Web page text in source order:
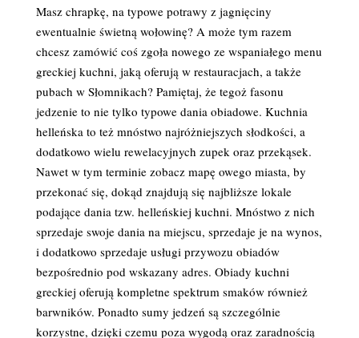
Masz chrapkę, na typowe potrawy z jagnięciny
ewentualnie świetną wołowinę? A może tym razem
chcesz zamówić coś zgoła nowego ze wspaniałego menu
greckiej kuchni, jaką oferują w restauracjach, a także
pubach w Słomnikach? Pamiętaj, że tegoż fasonu
jedzenie to nie tylko typowe dania obiadowe. Kuchnia
helleńska to też mnóstwo najróżniejszych słodkości, a
dodatkowo wielu rewelacyjnych zupek oraz przekąsek.
Nawet w tym terminie zobacz mapę owego miasta, by
przekonać się, dokąd znajdują się najbliższe lokale
podające dania tzw. helleńskiej kuchni. Mnóstwo z nich
sprzedaje swoje dania na miejscu, sprzedaje je na wynos,
i dodatkowo sprzedaje usługi przywozu obiadów
bezpośrednio pod wskazany adres. Obiady kuchni
greckiej oferują kompletne spektrum smaków również
barwników. Ponadto sumy jedzeń są szczególnie
korzystne, dzięki czemu poza wygodą oraz zaradnością